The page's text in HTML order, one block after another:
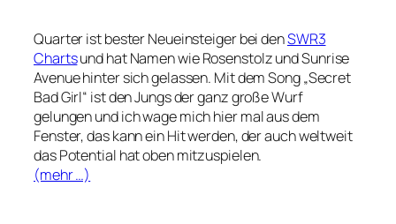
Quarter ist bester Neueinsteiger bei denSWR3
Chartsund hat Namen wie Rosenstolz und Sunrise
Avenue hinter sich gelassen. Mit dem Song „Secret
Bad Girl“ ist den Jungs der ganz große Wurf
gelungen und ich wage mich hier mal aus dem
Fenster, das kann ein Hit werden, der auch weltweit
das Potential hat oben mitzuspielen.
(mehr …)